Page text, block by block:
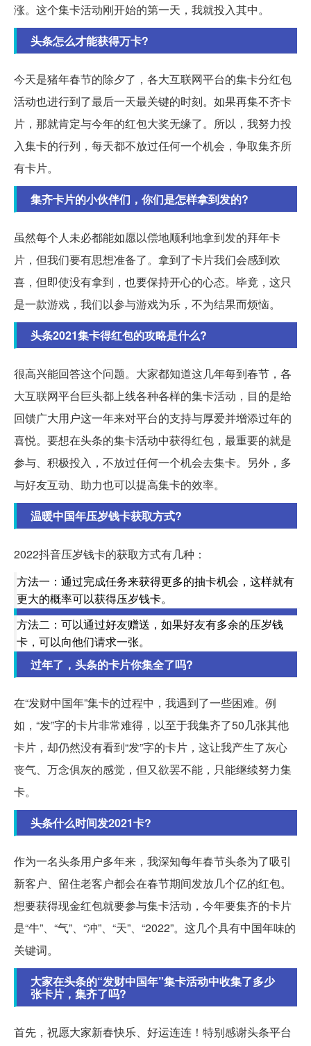
涨。这个集卡活动刚开始的第一天，我就投入其中。
头条怎么才能获得万卡?
今天是猪年春节的除夕了，各大互联网平台的集卡分红包
活动也进行到了最后一天最关键的时刻。如果再集不齐卡
片，那就肯定与今年的红包大奖无缘了。所以，我努力投
入集卡的行列，每天都不放过任何一个机会，争取集齐所
有卡片。
集齐卡片的小伙伴们，你们是怎样拿到发的?
虽然每个人未必都能如愿以偿地顺利地拿到发的拜年卡
片，但我们要有思想准备了。拿到了卡片我们会感到欢
喜，但即使没有拿到，也要保持开心的心态。毕竟，这只
是一款游戏，我们以参与游戏为乐，不为结果而烦恼。
头条2021集卡得红包的攻略是什么?
很高兴能回答这个问题。大家都知道这几年每到春节，各
大互联网平台巨头都上线各种各样的集卡活动，目的是给
回馈广大用户这一年来对平台的支持与厚爱并增添过年的
喜悦。要想在头条的集卡活动中获得红包，最重要的就是
参与、积极投入，不放过任何一个机会去集卡。另外，多
与好友互动、助力也可以提高集卡的效率。
温暖中国年压岁钱卡获取方式?
2022抖音压岁钱卡的获取方式有几种：
方法一：通过完成任务来获得更多的抽卡机会，这样就有
更大的概率可以获得压岁钱卡。
方法二：可以通过好友赠送，如果好友有多余的压岁钱
卡，可以向他们请求一张。
过年了，头条的卡片你集全了吗?
在“发财中国年”集卡的过程中，我遇到了一些困难。例
如，“发”字的卡片非常难得，以至于我集齐了50几张其他
卡片，却仍然没有看到“发”字的卡片，这让我产生了灰心
丧气、万念俱灰的感觉，但又欲罢不能，只能继续努力集
卡。
头条什么时间发2021卡?
作为一名头条用户多年来，我深知每年春节头条为了吸引
新客户、留住老客户都会在春节期间发放几个亿的红包。
想要获得现金红包就要参与集卡活动，今年要集齐的卡片
是“牛”、“气”、“冲”、“天”、“2022”。这几个具有中国年味的
关键词。
大家在头条的“发财中国年”集卡活动中收集了多少
张卡片，集齐了吗?
首先，祝愿大家新春快乐、好运连连！特别感谢头条平台